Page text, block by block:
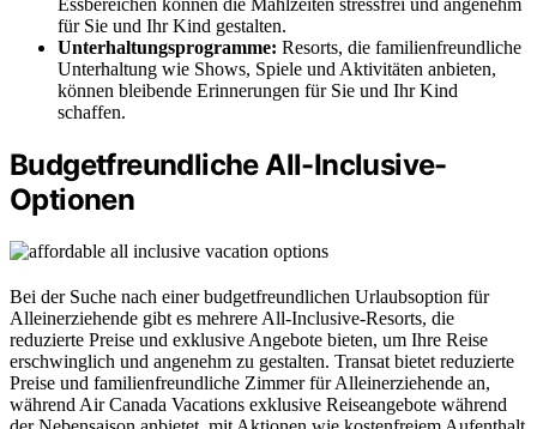
Essbereichen können die Mahlzeiten stressfrei und angenehm
für Sie und Ihr Kind gestalten.
Unterhaltungsprogramme: Resorts, die familienfreundliche
Unterhaltung wie Shows, Spiele und Aktivitäten anbieten,
können bleibende Erinnerungen für Sie und Ihr Kind
schaffen.
Budgetfreundliche All-Inclusive-
Optionen
Bei der Suche nach einer budgetfreundlichen Urlaubsoption für
Alleinerziehende gibt es mehrere All-Inclusive-Resorts, die
reduzierte Preise und exklusive Angebote bieten, um Ihre Reise
erschwinglich und angenehm zu gestalten. Transat bietet reduzierte
Preise und familienfreundliche Zimmer für Alleinerziehende an,
während Air Canada Vacations exklusive Reiseangebote während